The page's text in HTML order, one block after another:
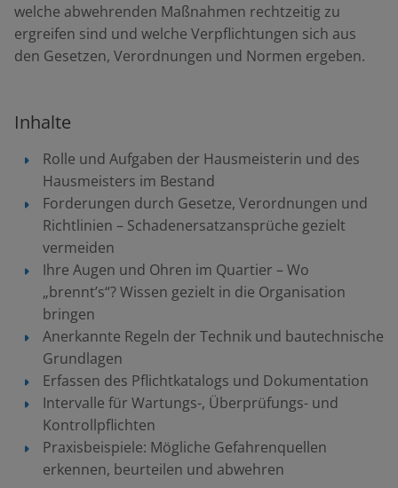
welche abwehrenden Maßnahmen rechtzeitig zu
ergreifen sind und welche Verpflichtungen sich aus
den Gesetzen, Verordnungen und Normen ergeben.
Inhalte
Rolle und Aufgaben der Hausmeisterin und des
Hausmeisters im Bestand
Forderungen durch Gesetze, Verordnungen und
Richtlinien – Schadenersatzansprüche gezielt
vermeiden
Ihre Augen und Ohren im Quartier – Wo
„brennt’s“? Wissen gezielt in die Organisation
bringen
Anerkannte Regeln der Technik und bautechnische
Grundlagen
Erfassen des Pflichtkatalogs und Dokumentation
Intervalle für Wartungs-, Überprüfungs- und
Kontrollpflichten
Praxisbeispiele: Mögliche Gefahrenquellen
erkennen, beurteilen und abwehren